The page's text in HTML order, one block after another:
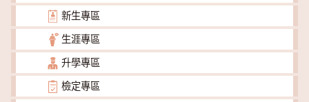
新生專區
生涯專區
升學專區
檢定專區